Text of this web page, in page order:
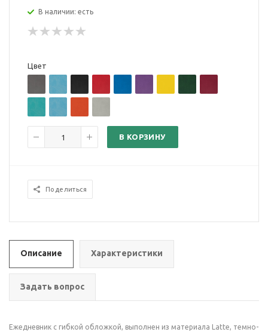
В наличии: есть
Цвет
В КОРЗИНУ
Поделиться
Описание Характеристики
Задать вопрос
Ежедневник с гибкой обложкой, выполнен из материала Latte, темно-